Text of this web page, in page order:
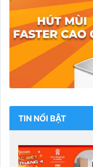
TIN NỔI BẬT